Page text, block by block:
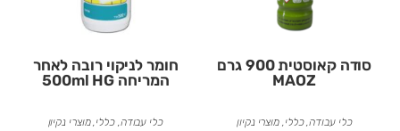
סודה קאוסטית 900 גרם
MAOZ
כלי עבודה,כללי מוצרי נקיון
חומר לניקוי רובה לאחר
המריחה 500ml HG
כלי עבודה ,כללי ,מוצרי נקיון